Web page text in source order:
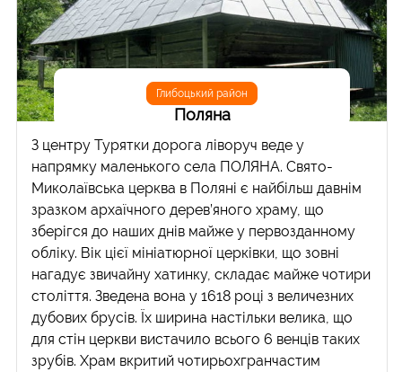
Глибоцький район
Поляна
З центру Турятки дорога ліворуч веде у
напрямку маленького села ПОЛЯНА. Свято-
Миколаївська церква в Поляні є найбільш давнім
зразком архаїчного дерев’яного храму, що
зберігся до наших днів майже у первозданному
обліку. Вік цієї мініатюрної церківки, що зовні
нагадує звичайну хатинку, складає майже чотири
століття. Зведена вона у 1618 році з величезних
дубових брусів. Їх ширина настільки велика, що
для стін церкви вистачило всього 6 венців таких
зрубів. Храм вкритий чотирьохгранчастим